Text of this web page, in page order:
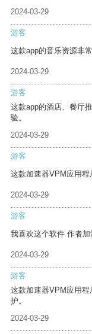
2024-03-29
游客
这款app的音乐资源非
2024-03-29
游客
这款app的酒店、餐厅
验。
2024-03-29
游客
这款加速器VPM应用程
2024-03-29
游客
我喜欢这个软件 作者加
2024-03-29
游客
这款加速器VPM应用
护。
2024-03-29